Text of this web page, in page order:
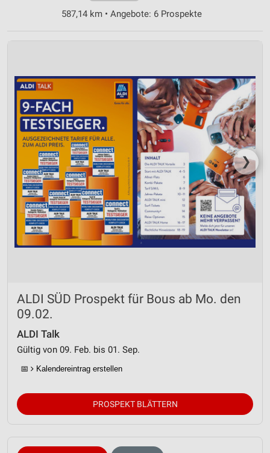
587,14 km • Angebote: 6 Prospekte
❯
ALDI SÜD Prospekt für Bous ab Mo. den
09.02.
ALDI Talk
Gültig von 09. Feb. bis 01. Sep.
📅 Kalendereintrag erstellen
PROSPEKT BLÄTTERN
Nicht-IAB-Verarbeitungszwecke:
Funktional
Werbung